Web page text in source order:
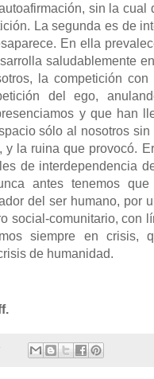
sin la cual
La segunda es de
En ella
saludablemente
la competición
del ego,
y que han
sólo al nosotros
y la ruina que provocó.
de interdependencia
antes tenemos
del ser humano, por
social-comunitario, con
siempre en crisis,
de humanidad.